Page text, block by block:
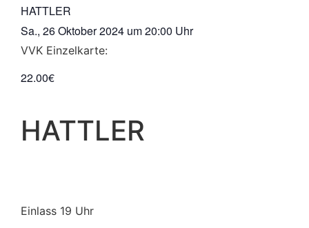
HATTLER
Sa., 26 Oktober 2024 um20:00 Uhr
VVK Einzelkarte:
22.00€
HATTLER
Einlass 19 Uhr